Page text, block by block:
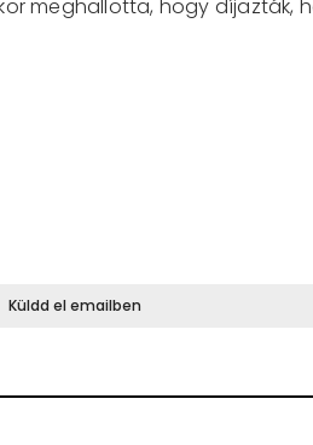
meghallotta, hogy díjazták,
Küldd el emailben